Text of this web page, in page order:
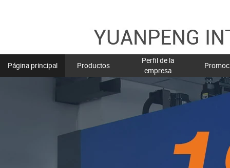
Página principal Productos
Perfil de la
empresa